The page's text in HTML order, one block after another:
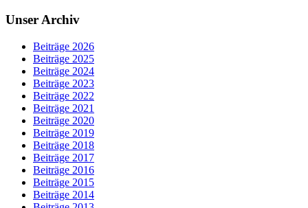
Unser Archiv
Beiträge 2026
Beiträge 2025
Beiträge 2024
Beiträge 2023
Beiträge 2022
Beiträge 2021
Beiträge 2020
Beiträge 2019
Beiträge 2018
Beiträge 2017
Beiträge 2016
Beiträge 2015
Beiträge 2014